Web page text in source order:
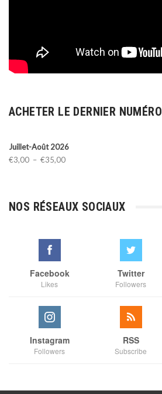
ACHETER LE DERNIER NUMÉRO
Juillet-Août 2026
€3,00 – €35,00Plage
à
NOS RÉSEAUX SOCIAUX
Facebook
Likes
Twitter
Followers
Instagram
Followers
RSS
Subscribe